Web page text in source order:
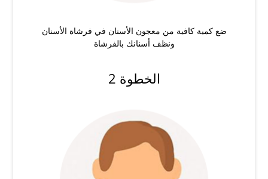
ضع كمية كافية من معجون الأسنان في فرشاة الأسنان
ونظف أسنانك بالفرشاة
الخطوة 2